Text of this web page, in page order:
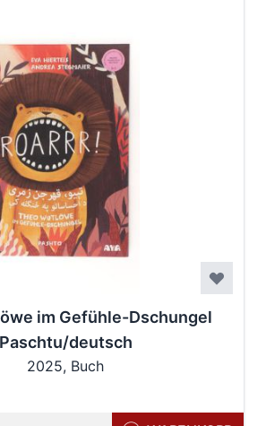
im Gefühle-Dschungel
Paschtu/deutsch
2025, Buch